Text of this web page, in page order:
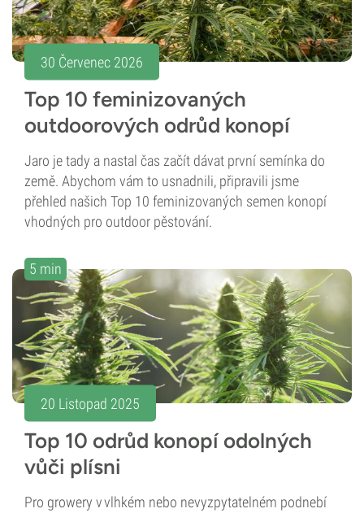
30 Červenec 2026
Top 10 feminizovaných
outdoorových odrůd konopí
Jaro je tady a nastal čas začít dávat první semínka do
země. Abychom vám to usnadnili, připravili jsme
přehled našich Top 10 feminizovaných semen konopí
vhodných pro outdoor pěstování.
5 min
20 Listopad 2025
Top 10 odrůd konopí odolných
vůči plísni
Pro growery v vlhkém nebo nevyzpytatelném podnebí